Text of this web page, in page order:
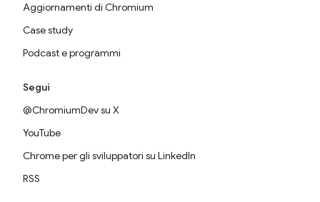
Aggiornamenti di Chromium
Case study
Podcast e programmi
Segui
@ChromiumDev su X
YouTube
Chrome per gli sviluppatori su LinkedIn
RSS